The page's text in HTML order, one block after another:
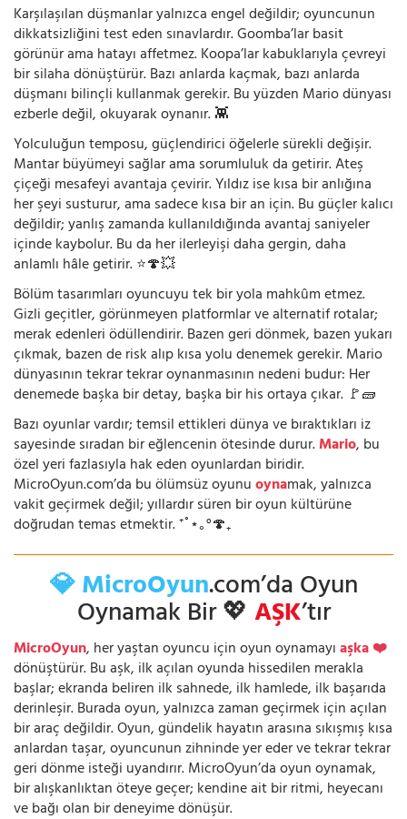
Karşılaşılan düşmanlar yalnızca engel değildir; oyuncunun
dikkatsizliğini test eden sınavlardır. Goomba’lar basit
görünür ama hatayı affetmez. Koopa’lar kabuklarıyla çevreyi
bir silaha dönüştürür. Bazı anlarda kaçmak, bazı anlarda
düşmanı bilinçli kullanmak gerekir. Bu yüzden Mario dünyası
ezberle değil, okuyarak oynanır. 👾
Yolculuğun temposu, güçlendirici öğelerle sürekli değişir.
Mantar büyümeyi sağlar ama sorumluluk da getirir. Ateş
çiçeği mesafeyi avantaja çevirir. Yıldız ise kısa bir anlığına
her şeyi susturur, ama sadece kısa bir an için. Bu güçler kalıcı
değildir; yanlış zamanda kullanıldığında avantaj saniyeler
içinde kaybolur. Bu da her ilerleyişi daha gergin, daha
anlamlı hâle getirir. ⭐🍄💥
Bölüm tasarımları oyuncuyu tek bir yola mahkûm etmez.
Gizli geçitler, görünmeyen platformlar ve alternatif rotalar;
merak edenleri ödüllendirir. Bazen geri dönmek, bazen yukarı
çıkmak, bazen de risk alıp kısa yolu denemek gerekir. Mario
dünyasının tekrar tekrar oynanmasının nedeni budur: Her
denemede başka bir detay, başka bir his ortaya çıkar. 🚩🧱
Bazı oyunlar vardır; temsil ettikleri dünya ve bıraktıkları iz
sayesinde sıradan bir eğlencenin ötesinde durur.Mario, bu
özel yeri fazlasıyla hak eden oyunlardan biridir.
MicroOyun.com’da bu ölümsüz oyunuoynamak, yalnızca
vakit geçirmek değil; yıllardır süren bir oyun kültürüne
doğrudan temas etmektir. ⁺˚⋆｡°🍄₊
💎 MicroOyun.com’da Oyun
Oynamak Bir 💖AŞK’tır
MicroOyun, her yaştan oyuncu için oyun oynamayıaşka ❤️
dönüştürür. Bu aşk, ilk açılan oyunda hissedilen merakla
başlar; ekranda beliren ilk sahnede, ilk hamlede, ilk başarıda
derinleşir. Burada oyun, yalnızca zaman geçirmek için açılan
bir araç değildir. Oyun, gündelik hayatın arasına sıkışmış kısa
anlardan taşar, oyuncunun zihninde yer eder ve tekrar tekrar
geri dönme isteği uyandırır. MicroOyun’da oyun oynamak,
bir alışkanlıktan öteye geçer; kendine ait bir ritmi, heyecanı
ve bağı olan bir deneyime dönüşür.